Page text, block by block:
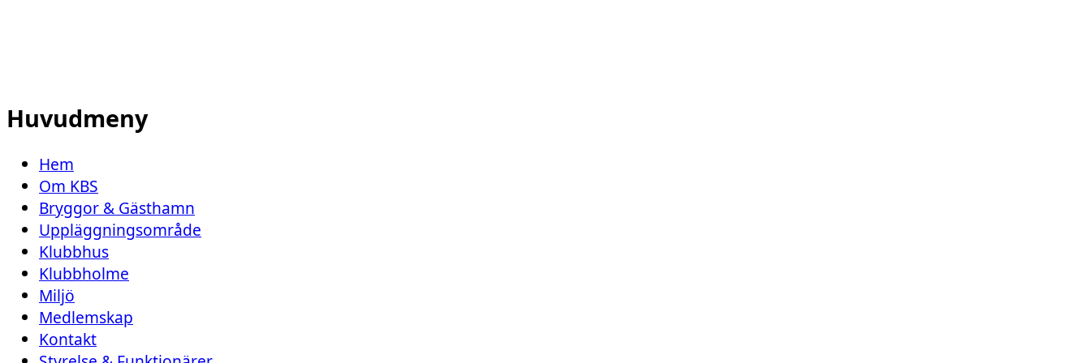
Huvudmeny
Hem
Om KBS
Bryggor & Gästhamn
Uppläggningsområde
Klubbhus
Klubbholme
Miljö
Medlemskap
Kontakt